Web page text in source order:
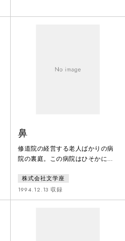
鼻
修道院の経営する老人ばかりの病
院の裏庭。この病院はひそかに長
営状態を回復しようと、院長を先
頭に頭を絞っている。毎日医者と
修道尼たちが「さりげない嫌がら
株式会社文学座
1994.12.13 収録